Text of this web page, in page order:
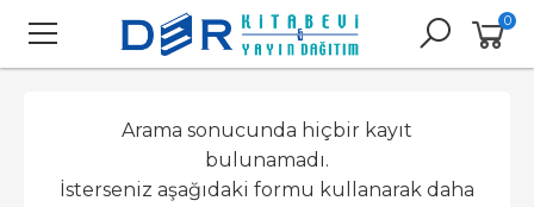
0
Arama sonucunda hiçbir kayıt
bulunamadı.
İsterseniz aşağıdaki formu kullanarak daha